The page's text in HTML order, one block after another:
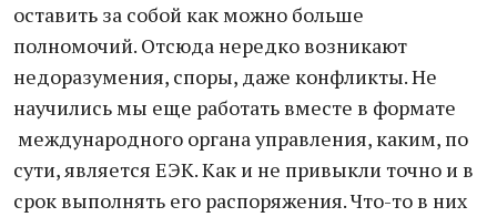
оставить за собой как можно больше
полномочий. Отсюда нередко возникают
недоразумения, споры, даже конфликты. Не
научились мы еще работать вместе в формате
международного органа управления, каким, по
сути, является ЕЭК. Как и не привыкли точно и в
срок выполнять его распоряжения. Что-то в них